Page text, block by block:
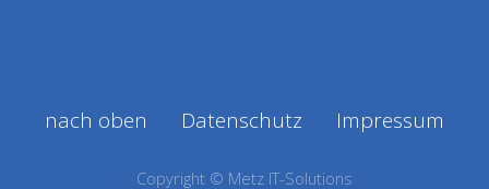
nach oben Datenschutz Impressum
Copyright © Metz IT-Solutions